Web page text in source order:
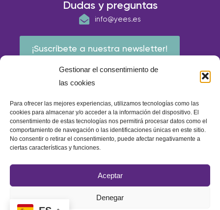
Gestionar el consentimiento de
las cookies
Para ofrecer las mejores experiencias, utilizamos tecnologías como las
cookies para almacenar y/o acceder a la información del dispositivo. El
consentimiento de estas tecnologías nos permitirá procesar datos como el
comportamiento de navegación o las identificaciones únicas en este sitio.
No consentir o retirar el consentimiento, puede afectar negativamente a
ciertas características y funciones.
Aceptar
Denegar
Dudas y preguntas
info@yees.es
¡Suscríbete a nuestra newsletter!
© E.A.P IBERIA 2026
Política de calidadPolítica de cookiesAviso Legal
Política de privacidad